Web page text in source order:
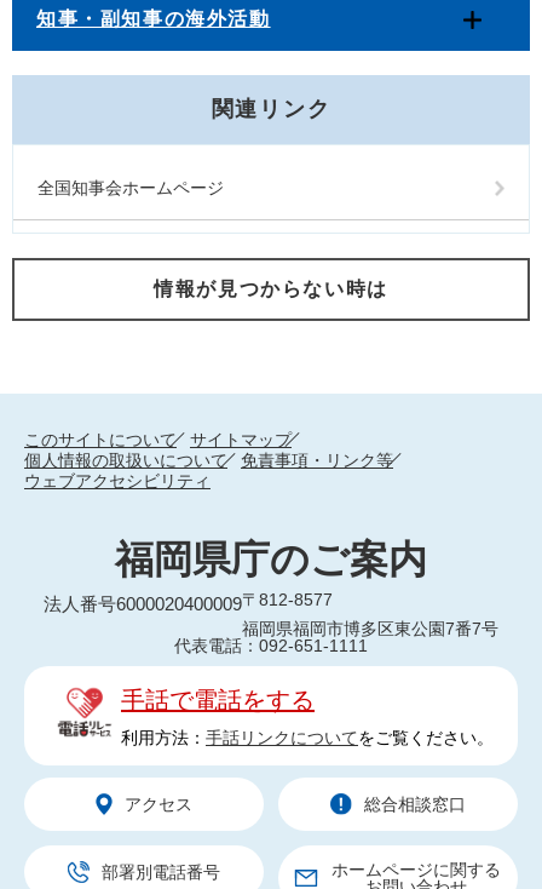
知事・副知事の海外活動
関連リンク
全国知事会ホームページ
情報が見つからない時は
このサイトについて
サイトマップ
個人情報の取扱いについて
免責事項・リンク等
ウェブアクセシビリティ
福岡県庁のご案内
法人番号6000020400009〒812-8577
福岡県福岡市博多区東公園7番7号
代表電話：092-651-1111
手話で電話をする
利用方法： 手話リンクについてをご覧ください。
アクセス 総合相談窓口
部署別電話番号
ホームページに関する